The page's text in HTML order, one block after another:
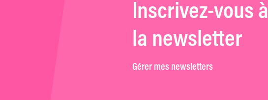
Inscrivez-vous à
la newsletter
Gérer mes newsletters